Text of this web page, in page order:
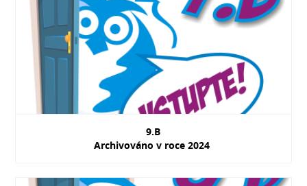
9.B
Archivováno v roce 2024